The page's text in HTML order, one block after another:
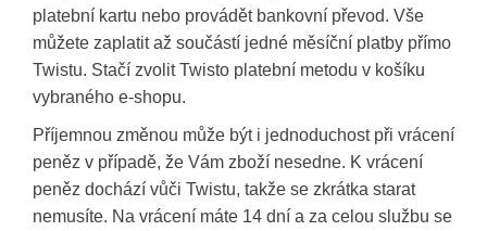
platební kartu nebo provádět bankovní převod. Vše
můžete zaplatit až součástí jedné měsíční platby přímo
Twistu. Stačí zvolit Twisto platební metodu v košíku
vybraného e-shopu.
Příjemnou změnou může být i jednoduchost při vrácení
peněz v případě, že Vám zboží nesedne. K vrácení
peněz dochází vůči Twistu, takže se zkrátka starat
nemusíte. Na vrácení máte 14 dní a za celou službu se